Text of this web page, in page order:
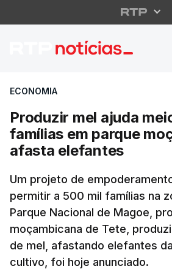
Produzir mel
ECONOMIA
Produzir mel ajuda
famílias em parque
afasta elefantes
Um projeto de
permitir a 500 mil famílias na
Parque Nacional de Magoe,
moçambicana de Tete,
de mel, afastando elefantes
cultivo, foi hoje anunciado.